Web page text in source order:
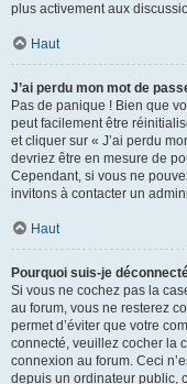
plus activement aux
Haut
J’ai perdu mon mot de
Pas de panique ! Bien que
peut facilement être
et cliquer sur « J’ai perdu
devriez être en mesure de
Cependant, si vous ne
invitons à contacter un
Haut
Pourquoi suis-je
Si vous ne cochez pas la
au forum, vous ne resterez
permet d’éviter que votre
connecté, veuillez cocher la
connexion au forum. Ceci
depuis un ordinateur public,